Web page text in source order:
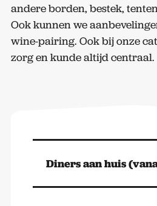
andere borden, bestek,
Ook kunnen we
wine-pairing. Ook bij onze
zorg en kunde altijd centraal.
Diners aan huis